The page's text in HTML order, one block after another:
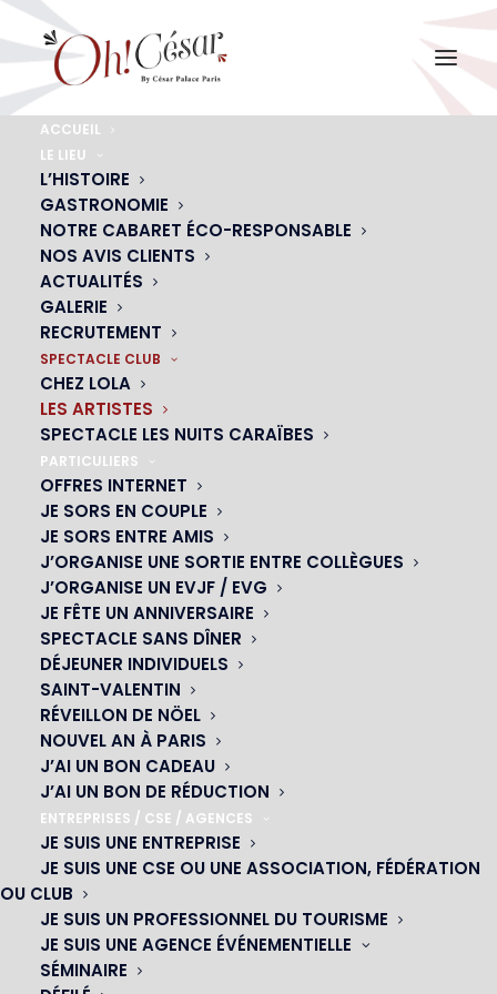
ACCUEIL
LE LIEU
L’HISTOIRE
GASTRONOMIE
NOTRE CABARET ÉCO-RESPONSABLE
NOS AVIS CLIENTS
ACTUALITÉS
GALERIE
RECRUTEMENT
SPECTACLE CLUB
CHEZ LOLA
LES ARTISTES
SPECTACLE LES NUITS CARAÏBES
PARTICULIERS
OFFRES INTERNET
JE SORS EN COUPLE
JE SORS ENTRE AMIS
J’ORGANISE UNE SORTIE ENTRE COLLÈGUES
J’ORGANISE UN EVJF / EVG
JE FÊTE UN ANNIVERSAIRE
SPECTACLE SANS DÎNER
DÉJEUNER INDIVIDUELS
SAINT-VALENTIN
RÉVEILLON DE NÖEL
NOUVEL AN À PARIS
J’AI UN BON CADEAU
J’AI UN BON DE RÉDUCTION
ENTREPRISES / CSE / AGENCES
JE SUIS UNE ENTREPRISE
JE SUIS UNE CSE OU UNE ASSOCIATION, FÉDÉRATION
OU CLUB
JE SUIS UN PROFESSIONNEL DU TOURISME
JE SUIS UNE AGENCE ÉVÉNEMENTIELLE
SÉMINAIRE
LES ARTISTES
Du Oh! César
Des attractions visuelles
DES ARTISTES POUR TOUS !
Laissez-vous surprendre par le talent de nos artistes.
Tous les numéros du music-hall sont là. Des
jongleurs
des
de cerceaux et bien
d’autres vous éblouiront de leurs numéros lors de leurs
passages sur scène. Un véritablemélange d’attractions
qui rend ce spectacle à Paris unique en son genre. Aucun